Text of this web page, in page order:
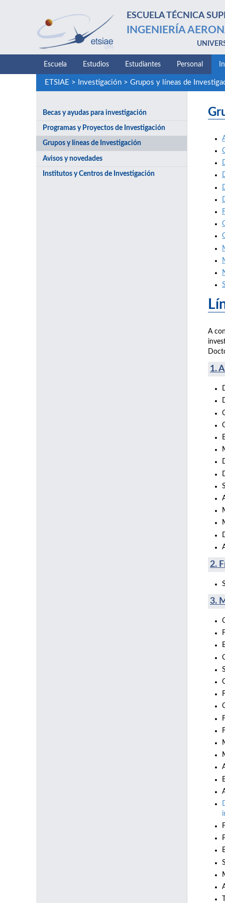
ESCUELA TÉCNICA
INGENIERÍA
Escuela Estudios Estudiantes Personal
ETSIAE > Investigación> Grupos y líneas de
Becas y ayudas para investigación
Programas y Proyectos de Investigación
Grupos y líneas de Investigación
Avisos y novedades
Institutos y Centros de Investigación
A
1.
2.
3.